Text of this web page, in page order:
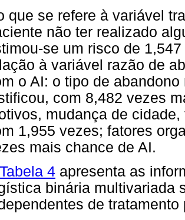
que se refere à variável
não ter realizado
se um risco de
à variável razão de
o AI: o tipo de
com 8,482 vezes
mudança de
1,955 vezes; fatores
mais chance de AI.
Tabela 4 apresenta as
binária multivariada
de